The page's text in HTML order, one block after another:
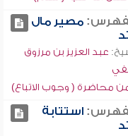
مصير مال
عبد العزيز بن مرزوق
محاضرة ( وجوب الاتباع)
استتابة